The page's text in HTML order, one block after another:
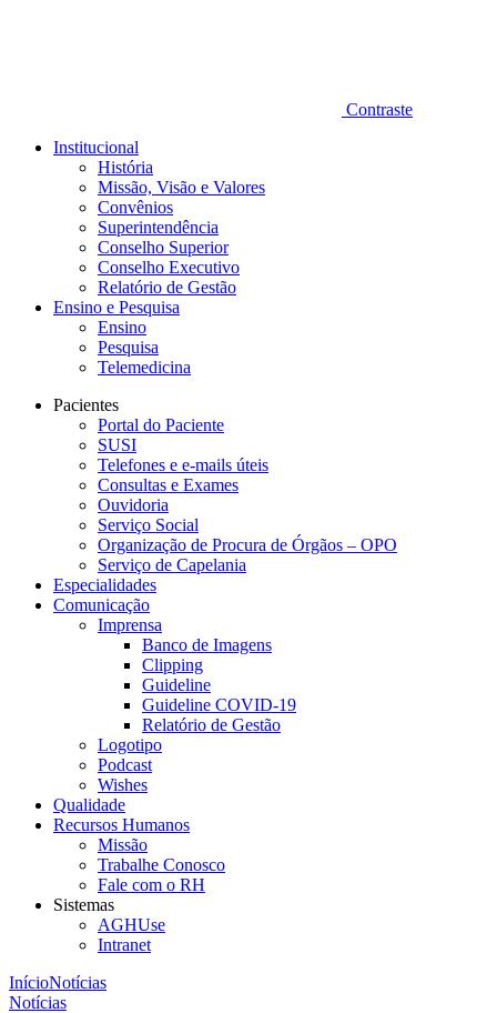
Contraste
Institucional
História
Missão, Visão e Valores
Convênios
Superintendência
Conselho Superior
Conselho Executivo
Relatório de Gestão
Ensino e Pesquisa
Ensino
Pesquisa
Telemedicina
Pacientes
Portal do Paciente
SUSI
Telefones e e-mails úteis
Consultas e Exames
Ouvidoria
Serviço Social
Organização de Procura de Órgãos – OPO
Serviço de Capelania
Especialidades
Comunicação
Imprensa
Banco de Imagens
Clipping
Guideline
Guideline COVID-19
Relatório de Gestão
Logotipo
Podcast
Wishes
Qualidade
Recursos Humanos
Missão
Trabalhe Conosco
Fale com o RH
Sistemas
AGHUse
Intranet
InícioNotícias
Notícias